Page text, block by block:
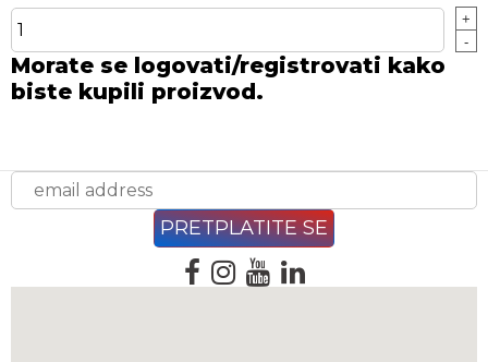
+
-
Morate se logovati/registrovati kako
biste kupili proizvod.